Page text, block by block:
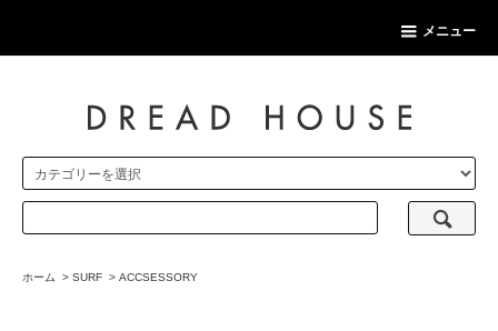
メニュー
ホーム > SURF > ACCSESSORY